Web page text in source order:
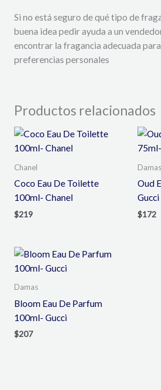
Si no está seguro de qué tipo de
buena idea pedir ayuda a un
encontrar la fragancia adecuada
preferencias personales
Productos relacionados
Chanel
Coco Eau De Toilette
100ml- Chanel
$219
Damas
Oud
Gucci
$172
Damas
Bloom Eau De Parfum
100ml- Gucci
$207